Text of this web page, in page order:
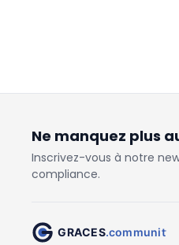
Ne manquez plus
Inscrivez-vous à notre
compliance.